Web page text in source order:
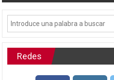
de
entradas
Redes